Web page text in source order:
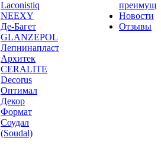
Laconistiq
NEEXY
Де-Багет
GLANZEPOL
Лепнинапласт
Архитек
CERALITE
Decorus
Оптимал
Декор
Формат
Соудал
(Soudal)
Новости
Отзывы